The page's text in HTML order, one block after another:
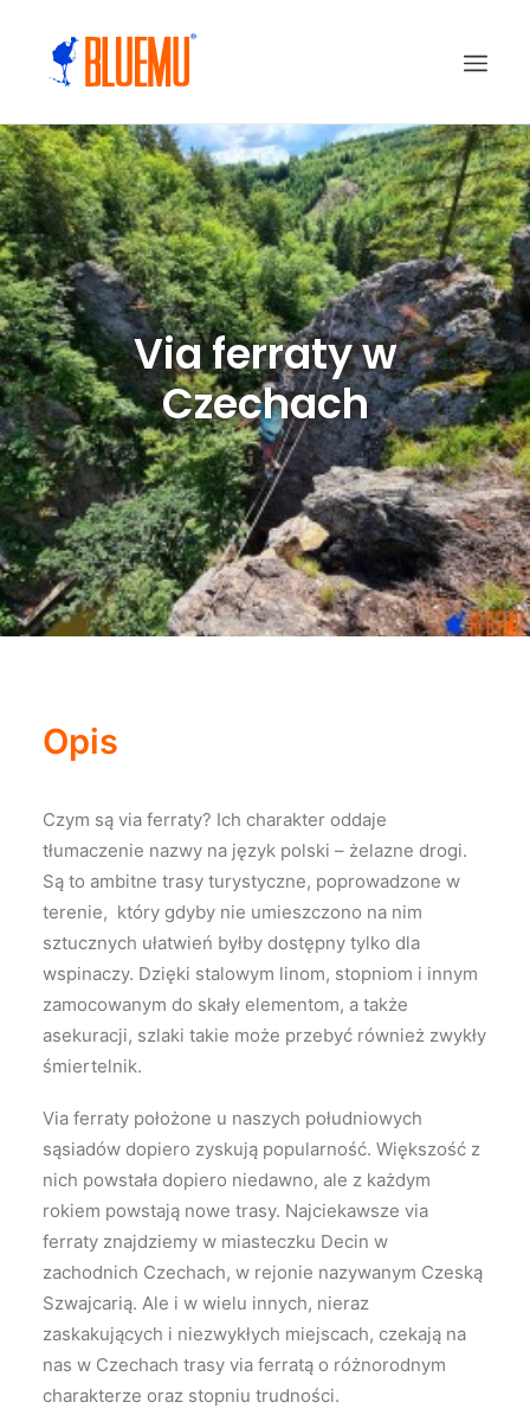
Via ferraty w
Czechach
Opis
Czym są via ferraty? Ich charakter oddaje
tłumaczenie nazwy na język polski – żelazne drogi.
Są to ambitne trasy turystyczne, poprowadzone w
terenie, który gdyby nie umieszczono na nim
sztucznych ułatwień byłby dostępny tylko dla
wspinaczy. Dzięki stalowym linom, stopniom i innym
zamocowanym do skały elementom, a także
asekuracji, szlaki takie może przebyć również zwykły
śmiertelnik.
Via ferraty położone u naszych południowych
sąsiadów dopiero zyskują popularność. Większość z
nich powstała dopiero niedawno, ale z każdym
rokiem powstają nowe trasy. Najciekawsze via
ferraty znajdziemy w miasteczku Decin w
zachodnich Czechach, w rejonie nazywanym Czeską
Szwajcarią. Ale i w wielu innych, nieraz
zaskakujących i niezwykłych miejscach, czekają na
nas w Czechach trasy via ferratą o różnorodnym
charakterze oraz stopniu trudności.